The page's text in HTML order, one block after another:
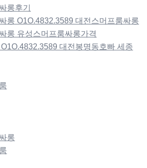
롱후기
롱 O1O.4832.3589 대전스머프룸싸롱
롱 유성스머프룸싸롱가격
대전봉명동호빠 세종
롱